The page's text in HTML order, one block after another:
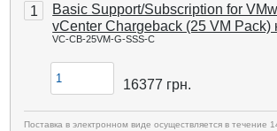
1
Basic Support/Subscription for
vCenter Chargeback (25 VM Pack)
VC-CB-25VM-G-SSS-C
16377 грн.
Поставка в электронном виде осуществляется в течение